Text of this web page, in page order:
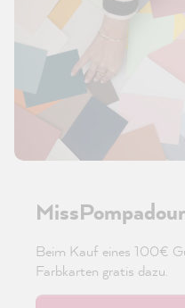
Beim Kauf eines 100€
Farbkarten gratis dazu.